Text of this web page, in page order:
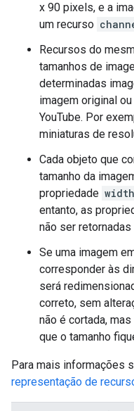
x 90 pixels, e a
um recurso
Recursos do
tamanhos de
determinadas
imagem original
YouTube. Por
miniaturas de
Cada objeto que
tamanho da
propriedade width
entanto, as
não ser
Se uma imagem
corresponder às
será
correto, sem
não é cortada,
que o tamanho
Para mais informações
representação de